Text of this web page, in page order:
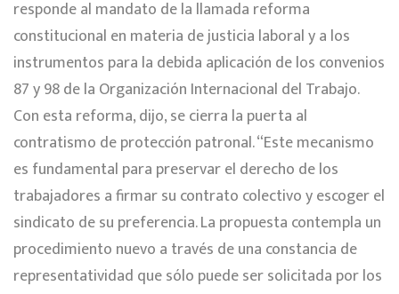
responde al mandato de la llamada reforma
constitucional en materia de justicia laboral y a los
instrumentos para la debida aplicación de los convenios
87 y 98 de la Organización Internacional del Trabajo.
Con esta reforma, dijo, se cierra la puerta al
contratismo de protección patronal. “Este mecanismo
es fundamental para preservar el derecho de los
trabajadores a firmar su contrato colectivo y escoger el
sindicato de su preferencia. La propuesta contempla un
procedimiento nuevo a través de una constancia de
representatividad que sólo puede ser solicitada por los